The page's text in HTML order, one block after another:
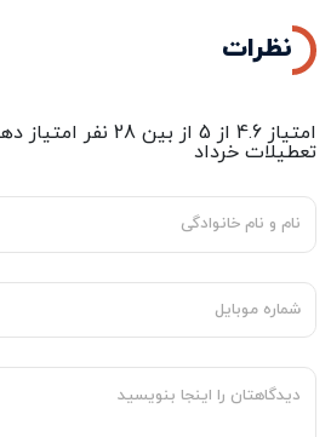
نظرات
امتیاز 4.6 از 5 از بین 28 نفر امتیاز
تعطیلات خرداد